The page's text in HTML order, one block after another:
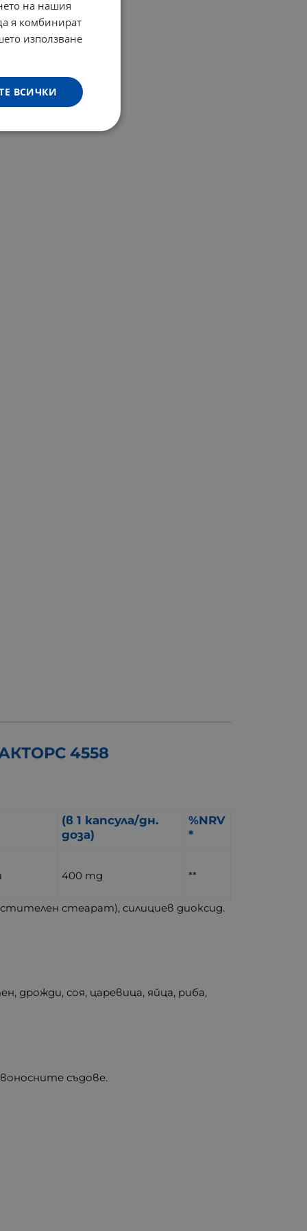
4558
(в 1 капсула/дн.
доза)
%NRV
*
400 mg **
стеарат), силициев диоксид.
дрожди, соя, царевица, яйца, риба,
съдове.
на нашия
я комбинират
използване
ВСИЧКИ